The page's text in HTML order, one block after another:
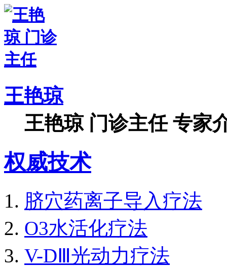
王艳琼
王艳琼 门诊主任 专家
权威技术
脐穴药离子导入疗法
O3水活化疗法
V-DⅢ光动力疗法